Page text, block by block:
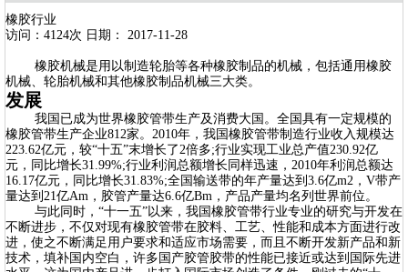
橡胶行业
访问：4124次 日期： 2017-11-28
橡胶机械是用以制造轮胎等各种橡胶制品的机械，包括通用橡胶
机械、轮胎机械和其他橡胶制品机械三大类。
发展
我国已成为世界橡胶管带生产及消费大国。全国具有一定规模的
橡胶管带生产企业812家。2010年，我国橡胶管带制造行业收入规模达
223.62亿元，较“十五”末增长了2倍多;行业实现工业总产值230.92亿
元，同比增长31.99%;行业利润总额增长同样迅速，2010年利润总额达
16.17亿元，同比增长31.83%;全国输送带的年产量达到3.6亿m2，V带产
量达到21亿Am，胶管产量达6.6亿Bm，产品产量均名列世界前位。
与此同时，“十一五”以来，我国橡胶管带行业专业的研究与开发在
不断进步，不仅对现有橡胶管带在胶料、工艺、性能和成本方面进行改
进，使之不断满足用户要求和适应市场需要，而且不断开发新产品和新
技术，填补国内空白，许多国产胶管胶带的性能已接近或达到国际先进